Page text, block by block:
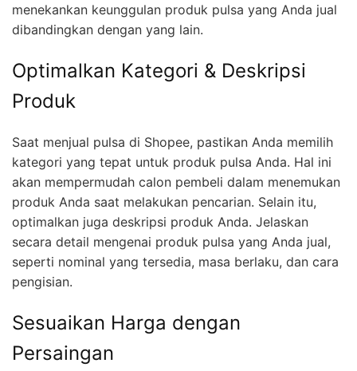
menekankan keunggulan produk pulsa yang Anda jual
dibandingkan dengan yang lain.
Optimalkan Kategori & Deskripsi
Produk
Saat menjual pulsa di Shopee, pastikan Anda memilih
kategori yang tepat untuk produk pulsa Anda. Hal ini
akan mempermudah calon pembeli dalam menemukan
produk Anda saat melakukan pencarian. Selain itu,
optimalkan juga deskripsi produk Anda. Jelaskan
secara detail mengenai produk pulsa yang Anda jual,
seperti nominal yang tersedia, masa berlaku, dan cara
pengisian.
Sesuaikan Harga dengan
Persaingan